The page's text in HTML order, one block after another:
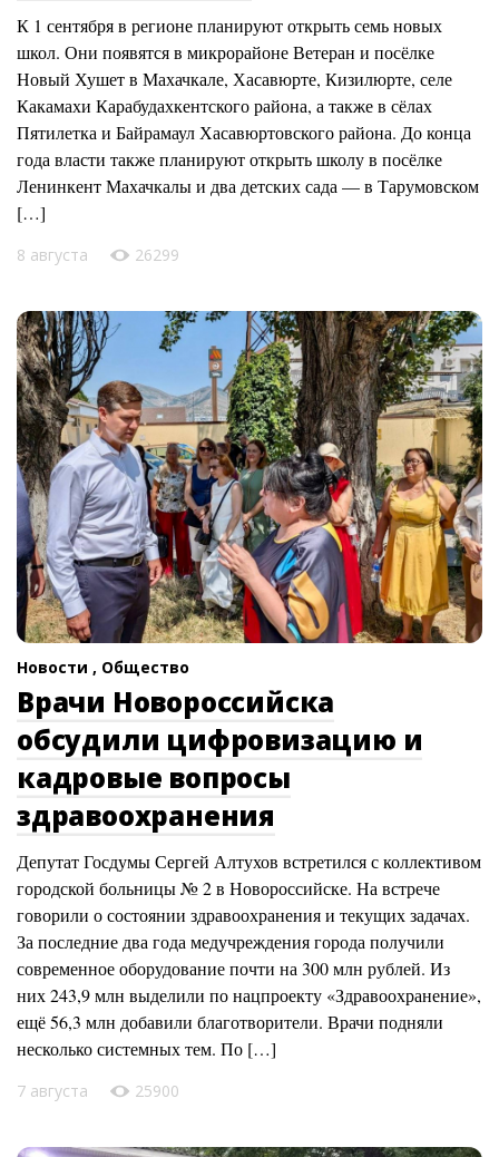
К 1 сентября в регионе планируют открыть семь новых
школ. Они появятся в микрорайоне Ветеран и посёлке
Новый Хушет в Махачкале, Хасавюрте, Кизилюрте, селе
Какамахи Карабудахкентского района, а также в сёлах
Пятилетка и Байрамаул Хасавюртовского района. До конца
года власти также планируют открыть школу в посёлке
Ленинкент Махачкалы и два детских сада — в Тарумовском
[…]
8 августа 26299
Новости , Общество
Врачи Новороссийска
обсудили цифровизацию и
кадровые вопросы
здравоохранения
Депутат Госдумы Сергей Алтухов встретился с коллективом
городской больницы № 2 в Новороссийске. На встрече
говорили о состоянии здравоохранения и текущих задачах.
За последние два года медучреждения города получили
современное оборудование почти на 300 млн рублей. Из
них 243,9 млн выделили по нацпроекту «Здравоохранение»,
ещё 56,3 млн добавили благотворители. Врачи подняли
несколько системных тем. По […]
7 августа 25900